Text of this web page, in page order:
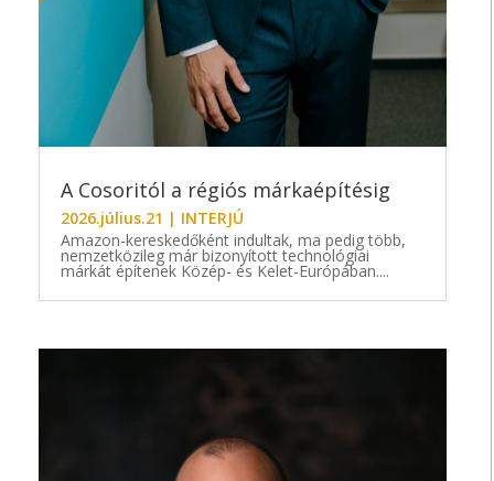
A Cosoritól a régiós márkaépítésig
2026.július.21 | INTERJÚ
Amazon-kereskedőként indultak, ma pedig több,
nemzetközileg már bizonyított technológiai
márkát építenek Közép- és Kelet-Európában....